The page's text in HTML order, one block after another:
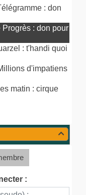
: don
Progrès : don pour
: t'handi quoi
d'impatiens
matin : cirque

: